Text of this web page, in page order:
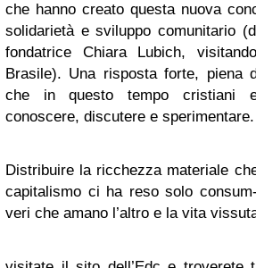
che hanno creato questa nuova
solidarietà e sviluppo comunitario
fondatrice Chiara Lubich,
Brasile). Una risposta forte, piena
che in questo tempo cristiani
conoscere, discutere e sperimentare.
Distribuire la ricchezza materiale
capitalismo ci ha reso solo
veri che amano l’altro e la vita